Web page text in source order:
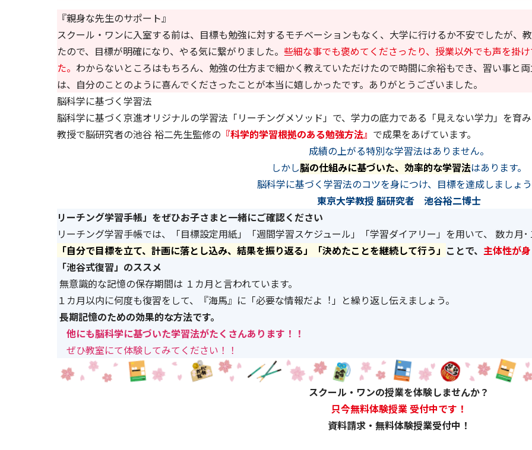
『親身な先生のサポート』
スクール・ワンに入室する前は、目標も勉強に対するモチベーションもなく、大学に行けるか不安でしたが、
たので、目標が明確になり、やる気に繋がりました。 些細な事でも褒めてくださったり、授業以外でも声を掛
た。 わからないところはもちろん、勉強の仕方まで細かく教えていただけたので時間に余裕もでき、習い事と
は、自分のことのように喜んでくださったことが本当に嬉しかったです。ありがとうございました。
脳科学に基づく学習法
脳科学に基づく京進オリジナルの学習法「リーチングメソッド」で、学力の底力である「見えない学力」を育
教授で脳研究者の池谷 裕二先生監修の 『科学的学習根拠のある勉強方法』 で成果をあげています。
成績の上がる特別な学習法はありません。
しかし脳の仕組みに基づいた、効率的な学習法はあります。
脳科学に基づく学習法のコツを身につけ、目標を達成しましょ
東京大学教授 脳研究者 池谷裕二博士
リーチング学習手帳」をぜひお子さまと一緒にご確認ください
リーチング学習手帳では、「目標設定用紙」「週間学習スケジュール」「学習ダイアリー」を用いて、 数カ月
「自分で目標を立て、計画に落とし込み、結果を振り返る」「決めたことを継続して行う」 ことで、 主体性が
「池谷式復習」のススメ
無意識的な記憶の保存期間は １カ月と言われています。
１カ月以内に何度も復習をして、『海馬』に「必要な情報だよ︕」と繰り返し伝えましょう。
長期記憶のための効果的な方法です。
他にも脳科学に基づいた学習法がたくさんあります！！
ぜひ教室にて体験してみてください！！
スクール・ワンの授業を体験しませんか？
只今無料体験授業 受付中です！
資料請求・無料体験授業受付中！